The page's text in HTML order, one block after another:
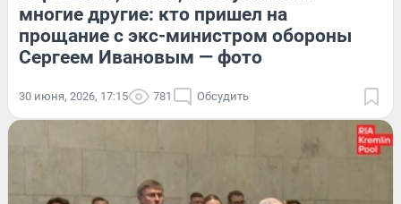
многие другие: кто пришел на
прощание с экс-министром обороны
Сергеем Ивановым — фото
30 июня, 2026, 17:15 781 Обсудить